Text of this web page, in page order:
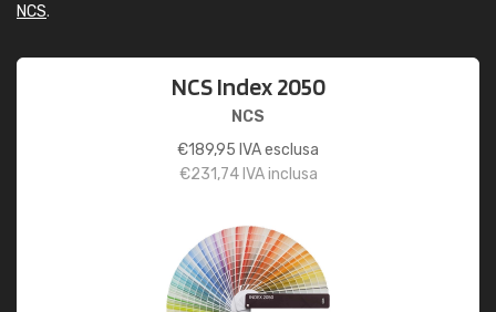
NCS.
NCS Index 2050
NCS
€189,95 IVA esclusa
€231,74IVA inclusa